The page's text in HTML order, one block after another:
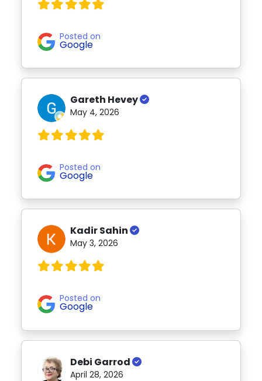
Posted on
Google
Gareth Hevey
May 4, 2026
Posted on
Google
Kadir Sahin
May 3, 2026
Posted on
Google
Debi Garrod
April 28, 2026